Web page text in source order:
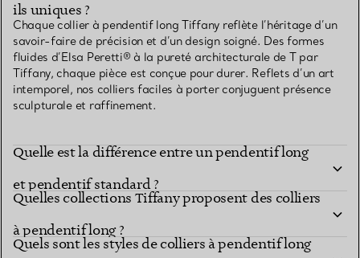
ils uniques ?
Chaque collier à pendentif long Tiffany reflète l’héritage d’un
savoir-faire de précision et d’un design soigné. Des formes
fluides d’Elsa Peretti® à la pureté architecturale de T par
Tiffany, chaque pièce est conçue pour durer. Reflets d’un art
intemporel, nos colliers faciles à porter conjuguent présence
sculpturale et raffinement.
Quelle est la différence entre un pendentif long
et pendentif standard ?
Quelles collections Tiffany proposent des colliers
à pendentif long ?
Quels sont les styles de colliers à pendentif long